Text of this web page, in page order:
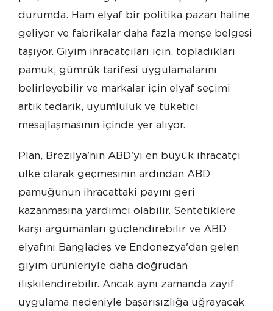
durumda. Ham elyaf bir politika pazarı haline
geliyor ve fabrikalar daha fazla menşe belgesi
taşıyor. Giyim ihracatçıları için, topladıkları
pamuk, gümrük tarifesi uygulamalarını
belirleyebilir ve markalar için elyaf seçimi
artık tedarik, uyumluluk ve tüketici
mesajlaşmasının içinde yer alıyor.
Plan, Brezilya'nın ABD'yi en büyük ihracatçı
ülke olarak geçmesinin ardından ABD
pamuğunun ihracattaki payını geri
kazanmasına yardımcı olabilir. Sentetiklere
karşı argümanları güçlendirebilir ve ABD
elyafını Bangladeş ve Endonezya'dan gelen
giyim ürünleriyle daha doğrudan
ilişkilendirebilir. Ancak aynı zamanda zayıf
uygulama nedeniyle başarısızlığa uğrayacak